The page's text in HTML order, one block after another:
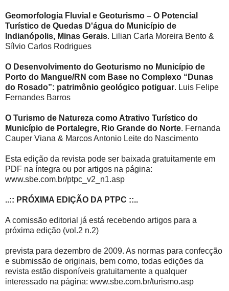
Geomorfologia Fluvial e Geoturismo – O Potencial
Turístico de Quedas D'água do Município de
Indianópolis, Minas Gerais. Lilian Carla Moreira Bento &
Sílvio Carlos Rodrigues
O Desenvolvimento do Geoturismo no Município de
Porto do Mangue/RN com Base no Complexo “Dunas
do Rosado”: patrimônio geológico potiguar. Luis Felipe
Fernandes Barros
O Turismo de Natureza como Atrativo Turístico do
Município de Portalegre, Rio Grande do Norte. Fernanda
Cauper Viana & Marcos Antonio Leite do Nascimento
Esta edição da revista pode ser baixada gratuitamente em
PDF na íntegra ou por artigos na página:
www.sbe.com.br/ptpc_v2_n1.asp
..:: PRÓXIMA EDIÇÃO DA PTPC ::..
A comissão editorial já está recebendo artigos para a
próxima edição (vol.2 n.2)
prevista para dezembro de 2009. As normas para confecção
e submissão de originais, bem como, todas edições da
revista estão disponíveis gratuitamente a qualquer
interessado na página: www.sbe.com.br/turismo.asp